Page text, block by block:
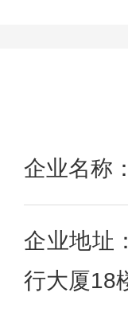
企业名称
企业地址
行大厦18